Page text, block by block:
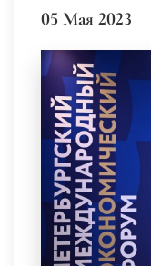
05 Мая 2023